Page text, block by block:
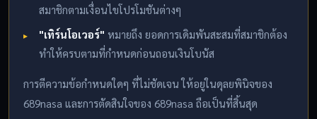
สมาชิกตามเงื่อนไขโปรโมชันต่างๆ
"เทิร์นโอเวอร์" หมายถึง ยอดการเดิมพันสะสมที่สมาชิกต้อง
ทำให้ครบตามที่กำหนดก่อนถอนเงินโบนัส
การตีความข้อกำหนดใดๆ ที่ไม่ชัดเจน ให้อยู่ในดุลยพินิจของ
689nasa และการตัดสินใจของ 689nasa ถือเป็นที่สิ้นสุด